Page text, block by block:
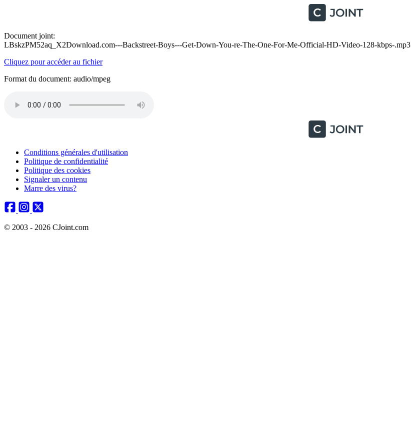
Document joint:
LBskzPM52aq_X2Download.com---Backstreet-Boys---Get-Down-You-re-The-One-For-Me-Official-HD-Video-128-kbps-.mp3
Cliquez pour accéder au fichier
Format du document: audio/mpeg
Conditions générales d'utilisation
Politique de confidentialité
Politique des cookies
Signaler un contenu
Marre des virus?
© 2003 - 2026 CJoint.com